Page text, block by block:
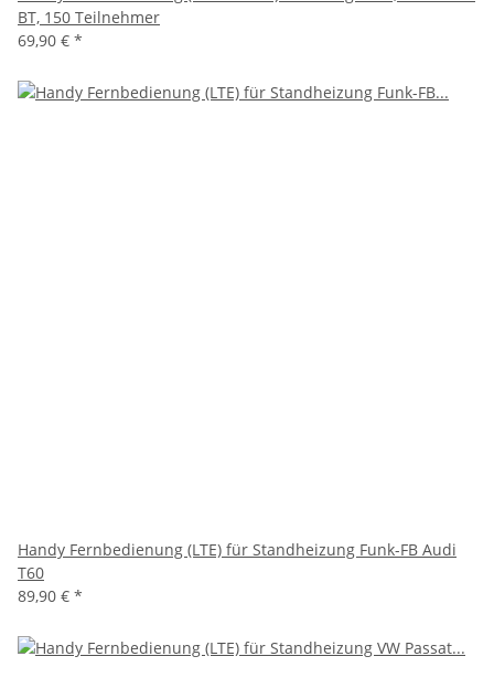
BT, 150 Teilnehmer
69,90 € *
Handy Fernbedienung (LTE) für Standheizung Funk-FB Audi
T60
89,90 € *